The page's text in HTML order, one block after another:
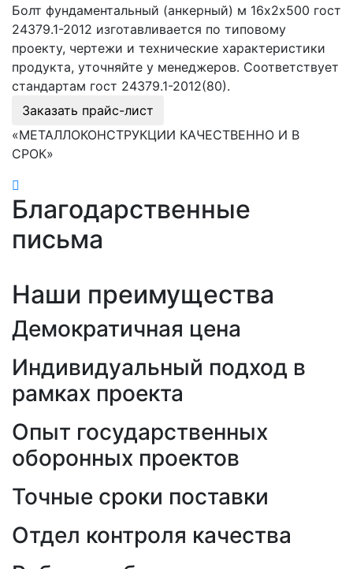
Болт фундаментальный (анкерный) м 16х2х500 гост
24379.1-2012 изготавливается по типовому
проекту, чертежи и технические характеристики
продукта, уточняйте у менеджеров. Соответствует
стандартам гост 24379.1-2012(80).
Заказать прайс-лист
«МЕТАЛЛОКОНСТРУКЦИИ КАЧЕСТВЕННО И В
СРОК»
Благодарственные
письма
Наши преимущества
Демократичная цена
Индивидуальный подход в
рамках проекта
Опыт государственных
оборонных проектов
Точные сроки поставки
Отдел контроля качества